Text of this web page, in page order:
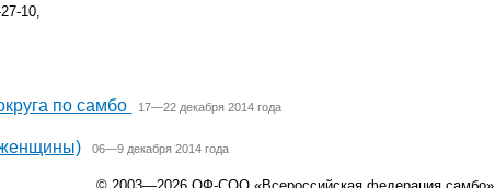
10,
по самбо 17—22 декабря 2014 года
женщины) 06—9 декабря 2014 года